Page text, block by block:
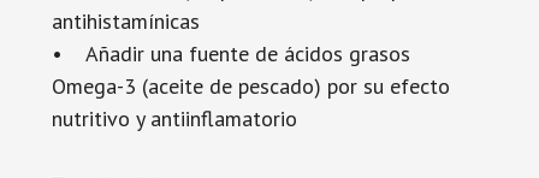
antihistamínicas
• Añadir una fuente de ácidos grasos
Omega-3 (aceite de pescado) por su efecto
nutritivo y antiinflamatorio